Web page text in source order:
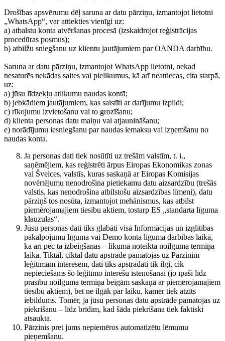
Drošības apsvērumu dēļ saruna ar datu pārziņu, izmantojot lietotni
„WhatsApp“, var attiekties vienīgi uz:
a) atbalstu konta atvēršanas procesā (izskaidrojot reģistrācijas
procedūras posmus);
b) atbilžu sniegšanu uz klientu jautājumiem par OANDA darbību.
Saruna ar datu pārziņu, izmantojot WhatsApp lietotni, nekad
nesaturēs nekādas saites vai pielikumus, kā arī neattiecas, cita starpā,
uz:
a) jūsu līdzekļu atlikumu naudas kontā;
b) jebkādiem jautājumiem, kas saistīti ar darījumu izpildi;
c) rīkojumu izvietošanu vai to grozīšanu;
d) klienta personas datu maiņu vai atjaunināšanu;
e) norādījumu iesniegšanu par naudas iemaksu vai izņemšanu no
naudas konta.
Ja personas dati tiek nosūtīti uz trešām valstīm, t. i.,
saņēmējiem, kas reģistrēti ārpus Eiropas Ekonomikas zonas
vai Šveices, valstīs, kuras saskaņā ar Eiropas Komisijas
novērtējumu nenodrošina pietiekamu datu aizsardzību (trešās
valstis, kas nenodrošina atbilstošu aizsardzības līmeni), datu
pārziņš tos nosūta, izmantojot mehānismus, kas atbilst
piemērojamajiem tiesību aktiem, tostarp ES „standarta līguma
klauzulas“.
Jūsu personas dati tiks glabāti visā Informācijas un izglītības
pakalpojumu līguma vai Demo konta līguma darbības laikā,
kā arī pēc tā izbeigšanas – likumā noteiktā noilguma termiņa
laikā. Tiktāl, ciktāl datu apstrāde pamatojas uz Pārzinim
leģitīmām interesēm, dati tiks apstrādāti tik ilgi, cik
nepieciešams šo leģitīmo interešu īstenošanai (jo īpaši līdz
prasību noilguma termiņa beigām saskaņā ar piemērojamajiem
tiesību aktiem), bet ne ilgāk par laiku, kamēr tiek atzīts
iebildums. Tomēr, ja jūsu personas datu apstrāde pamatojas uz
piekrišanu – līdz brīdim, kad šāda piekrišana tiek faktiski
atsaukta.
Pārzinis pret jums nepiemēros automatizētu lēmumu
pieņemšanu.